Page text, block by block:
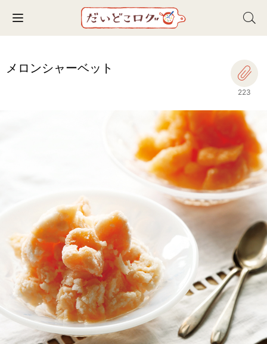
Toggle navigation
メロンシャーベット
223